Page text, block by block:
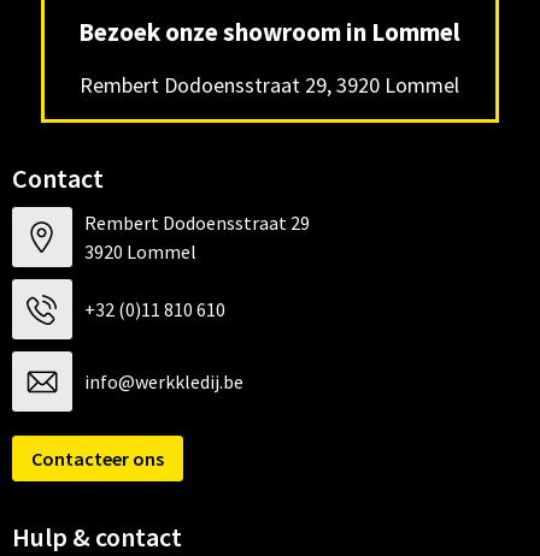
Bezoek onze showroom in Lommel
Rembert Dodoensstraat 29, 3920 Lommel
Contact
Rembert Dodoensstraat 29
3920 Lommel
+32 (0)11 810 610
info@werkkledij.be
Contacteer ons
Hulp & contact